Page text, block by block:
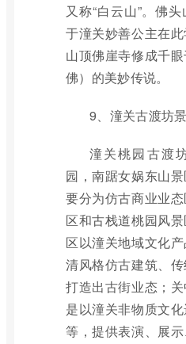
又称“白云山”。佛
于潼关妙善公主在
山顶佛崖寺修成千
佛）的美妙传说。
9、潼关古渡坊
潼关桃园古渡
园，南踞女娲东山
要分为仿古商业业
区和古栈道桃园风
区以潼关地域文化
清风格仿古建筑、
打造出古街业态；
是以潼关非物质文
等，提供表演、展